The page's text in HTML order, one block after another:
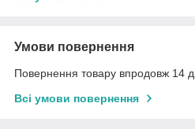
Умови повернення
Повернення товару впродовж 14
Всі умови повернення